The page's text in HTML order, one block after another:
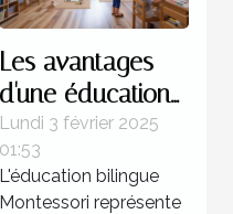
Les avantages
d'une éducation
bilingue
Montessori dès la
petite enfance
Lundi 3 février 2025
01:53
L'éducation bilingue
Montessori représente